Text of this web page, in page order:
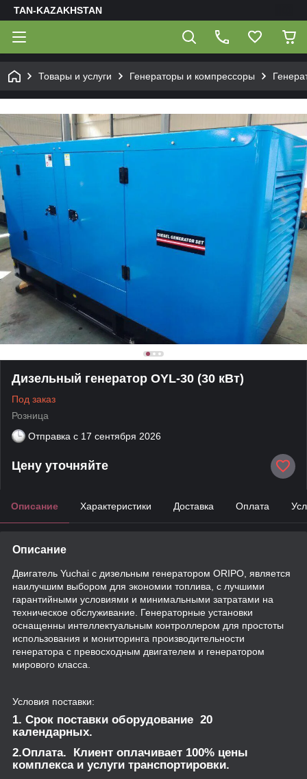
TAN-KAZAKHSTAN
Товары и услуги Генераторы и компрессоры
Дизельный генератор OYL-30 (30 кВт)
Под заказ
Розница
Отправка с 17 сентября 2026
Цену уточняйте
Описание Характеристики Доставка Оплата
Описание
Двигатель Yuchai с дизельным генератором ORIPO, является
наилучшим выбором для экономии топлива, с лучшими
гарантийными условиями и минимальными затратами на
техническое обслуживание. Генераторные установки
оснащенны интеллектуальным контроллером для простоты
использования и мониторинга производительности
генератора с превосходным двигателем и генератором
мирового класса.
Условия поставки:
1. Срок поставки оборудование 20
календарных.
2.Оплата. Клиент оплачивает 100% цены
комплекса и услуги транспортировки.